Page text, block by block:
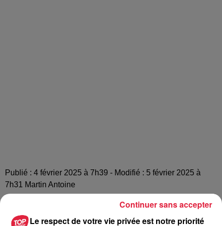
Publié : 4 février 2025 à 7h39 - Modifié : 5 février 2025 à
7h31 Martin Antoine
Le respect de votre vie privée est notre priorité
Continuer sans accepter